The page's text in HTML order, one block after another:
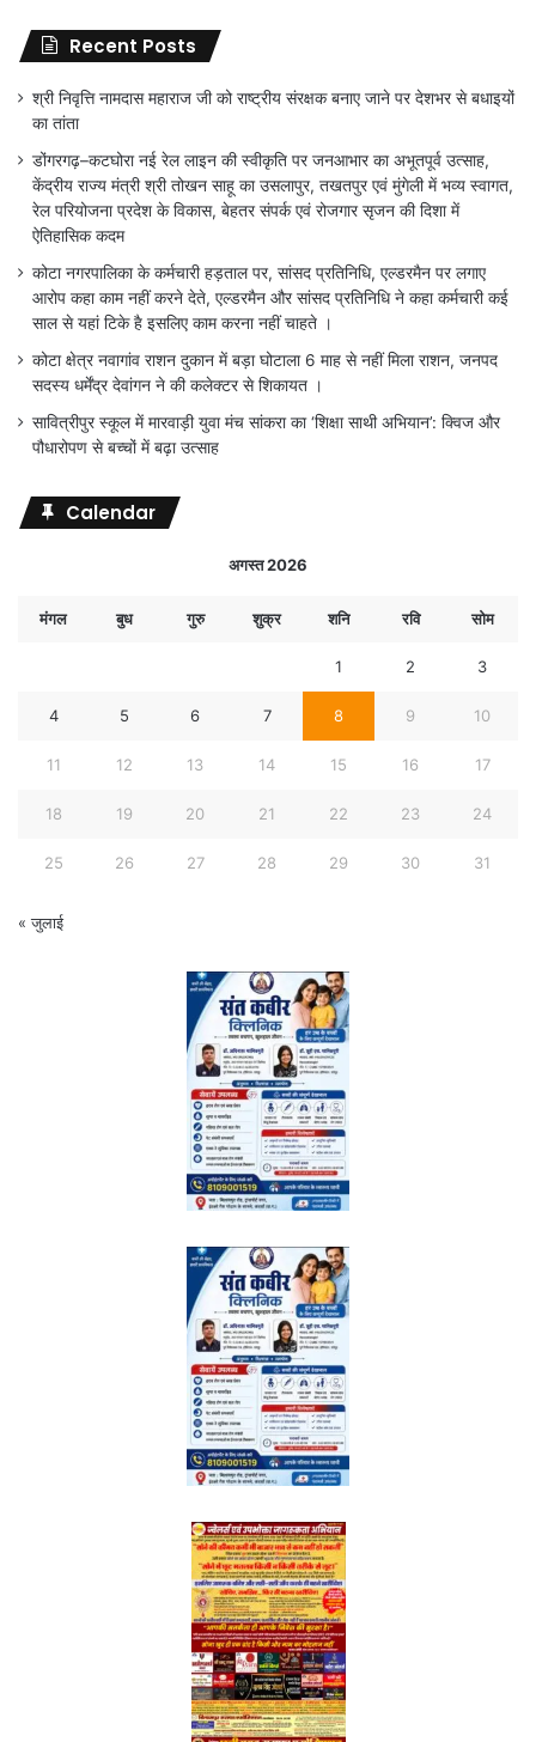
Recent Posts
श्री निवृत्ति नामदास महाराज जी को राष्ट्रीय संरक्षक बनाए जाने पर देशभर से बधाइयों
का तांता
डोंगरगढ़–कटघोरा नई रेल लाइन की स्वीकृति पर जनआभार का अभूतपूर्व उत्साह,
केंद्रीय राज्य मंत्री श्री तोखन साहू का उसलापुर, तखतपुर एवं मुंगेली में भव्य स्वागत,
रेल परियोजना प्रदेश के विकास, बेहतर संपर्क एवं रोजगार सृजन की दिशा में
ऐतिहासिक कदम
कोटा नगरपालिका के कर्मचारी हड़ताल पर, सांसद प्रतिनिधि, एल्डरमैन पर लगाए
आरोप कहा काम नहीं करने देते, एल्डरमैन और सांसद प्रतिनिधि ने कहा कर्मचारी कई
साल से यहां टिके है इसलिए काम करना नहीं चाहते ।
कोटा क्षेत्र नवागांव राशन दुकान में बड़ा घोटाला 6 माह से नहीं मिला राशन, जनपद
सदस्य धर्मेंद्र देवांगन ने की कलेक्टर से शिकायत ।
सावित्रीपुर स्कूल में मारवाड़ी युवा मंच सांकरा का ‘शिक्षा साथी अभियान’: क्विज और
पौधारोपण से बच्चों में बढ़ा उत्साह
Calendar
अगस्त 2026
मंगल बुध गुरु शुक्र शनि रवि सोम
1 2 3
4 5 6 7 8 9 10
11 12 13 14 15 16 17
18 19 20 21 22 23 24
25 26 27 28 29 30 31
« जुलाई